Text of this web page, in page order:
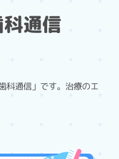
通信
科通信」です。治療のエ